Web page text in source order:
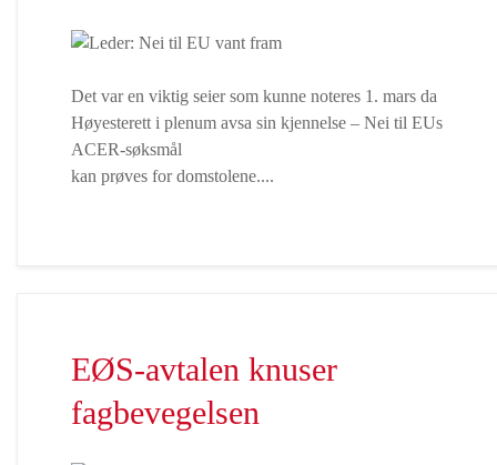
Det var en viktig seier som kunne noteres 1. mars da
Høyesterett i plenum avsa sin kjennelse – Nei til EUs
ACER-søksmål
kan prøves for domstolene....
EØS-avtalen knuser
fagbevegelsen